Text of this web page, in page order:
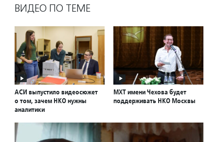
ВИДЕО ПО ТЕМЕ
АСИ выпустило видеосюжет
о том, зачем НКО нужны
аналитики
МХТ имени Чехова будет
поддерживать НКО Москвы